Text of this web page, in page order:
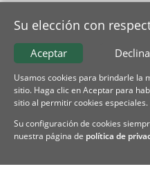
Su elección con
Aceptar
Usamos cookies para brindarle la
sitio. Haga clic en Aceptar para
sitio al permitir cookies especiales.
Su configuración de cookies
nuestra página de política de